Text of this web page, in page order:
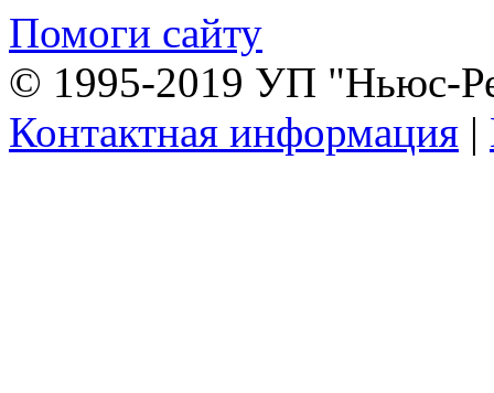
Помоги сайту
© 1995-2019 УП "Ньюс-
Контактная информация |